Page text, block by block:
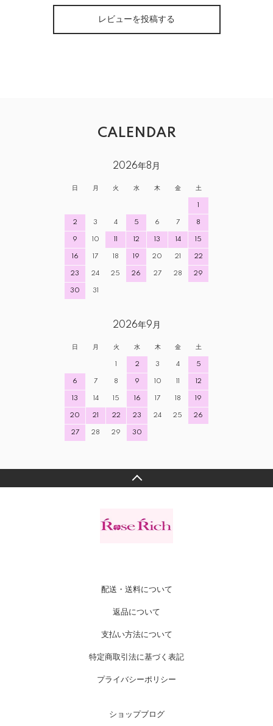
レビューを投稿する
CALENDAR
2026年8月
日 月 火 水 木 金 土
1
2 3 4 5 6 7 8
9 10 11 12 13 14 15
16 17 18 19 20 21 22
23 24 25 26 27 28 29
30 31
2026年9月
日 月 火 水 木 金 土
1 2 3 4 5
6 7 8 9 10 11 12
13 14 15 16 17 18 19
20 21 22 23 24 25 26
27 28 29 30
配送・送料について
返品について
支払い方法について
特定商取引法に基づく表記
プライバシーポリシー
ショップブログ